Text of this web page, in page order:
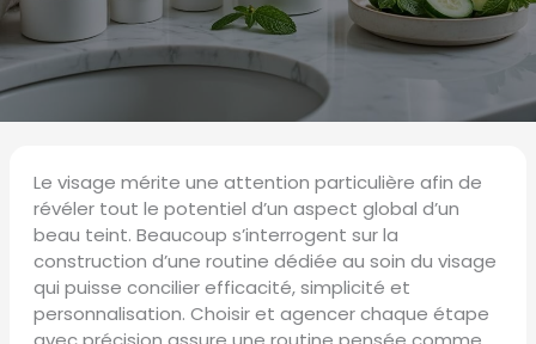
Le visage mérite une attention particulière afin de
révéler tout le potentiel d’un aspect global d’un
beau teint. Beaucoup s’interrogent sur la
construction d’une routine dédiée au soin du visage
qui puisse concilier efficacité, simplicité et
personnalisation. Choisir et agencer chaque étape